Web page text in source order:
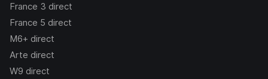
France 3 direct
France 5 direct
M6+ direct
Arte direct
W9 direct